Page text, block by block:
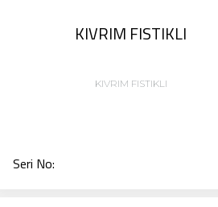
KIVRIM FISTIKLI
KIVRIM FISTIKLI
Seri No: